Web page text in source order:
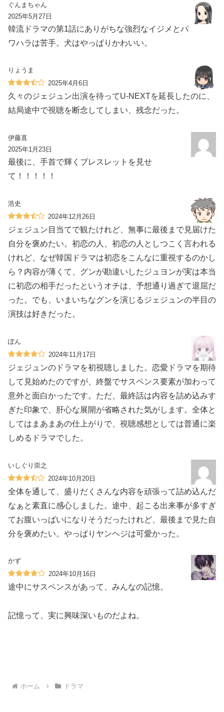
ぐんまちゃん
2025年5月27日
韓流ドラマの第1話にありがちな強烈なイジメとパ
ワハラは苦手。犬はやっぱりかわいい。
りょうま
2025年4月6日
久々のジェジュン出演を待ってU-NEXTを延長したのに、
結局途中で視聴を断念してしまい、残念だった。
伊藤直
2025年1月23日
最後に、手首で輝くブレスレットを見せ
て！！！！！
浩史
2024年12月26日
ジェジュン目当てで観たけれど、無事に最後まで見届けた
自分を褒めたい。初恋の人、初恋の人としつこく言われる
けれど、なぜ韓国ドラマは初恋をこんなに重視するのかし
ら？内容が薄くて、グンが勘違いしたジュヨンが実は本当
に初恋の相手だったというオチは、予想通り過ぎて退屈だ
った。でも、いまいちなグンを演じるジェジュンの半目の
演技は好きだった。
ぽん
2024年11月17日
ジェジュンのドラマを初視聴しました。恋愛ドラマを期待
して見始めたのですが、終盤でサスペンス要素が加わって
意外と面白かったです。ただ、最終話は内容を詰め込みす
ぎた印象で、肝心な展開が省略された気がします。全体と
してはまあまあの仕上がりで、視聴感想としては普通に楽
しめるドラマでした。
いしぐり崇之
2024年10月20日
全体を通して、盛りだくさんな内容を頑張って詰め込んだ
なぁと素直に感心しました。途中、起こる出来事が多すぎ
てお腹いっぱいになりそうだったけれど、最後まで見た自
分を褒めたい。やっぱりヤンヘジは可愛かった。
かず
2024年10月16日
途中にサスペンスがあって、みんなの記憶。
記憶って、実に興味深いものだよね。
ホーム ドラマ